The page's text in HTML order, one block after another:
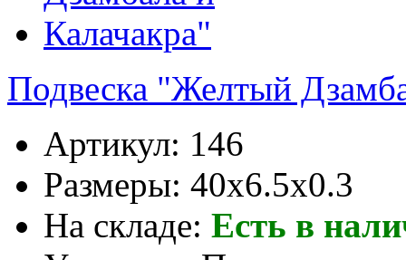
Подвеска "Желтый
Артикул: 146
Размеры: 40x6.5x0.3
На складе: Есть в